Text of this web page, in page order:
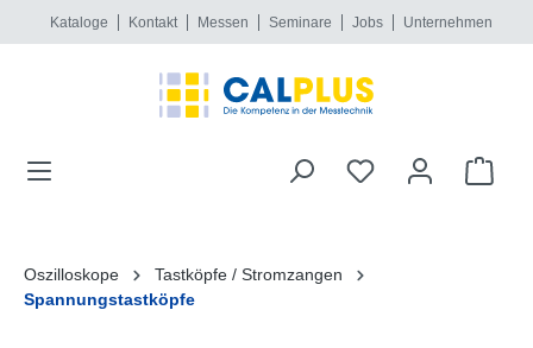
springen
Kataloge Kontakt Messen Seminare Jobs Unternehmen
Oszilloskope
Tastköpfe / Stromzangen
Spannungstastköpfe